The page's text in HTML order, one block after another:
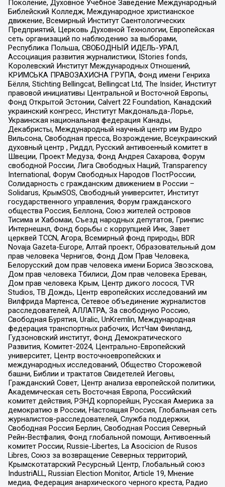
Поколение, Духовное Учебное Заведение Международный
Библейский Колледж, Международное христианское
движение, Всемирный Институт Саентологических
Предприятий, Церковь Духовной Технологии, Европейская
сеть организаций по наблюдению за выборами,
Республика Польша, СВОБОДНЫЙ ИДЕЛЬ-УРАЛ,
Ассоциация развития журналистики, IStories fonds,
Королевский Институт Международных Отношений,
КРИМСЬКА ПРАВОЗАХИСНА ГРУПА, Фонд имени Генриха
Бёлля, Stichting Bellingcat, Bellingcat Ltd, The Insider, Институт
правовой инициативы Центральной и Восточной Европы,
Фонд Открытой Эстонии, Calvert 22 Foundation, Канадский
украинский конгресс, Институт Макдональда-Лорье,
Украинская национальная федерация Канады,
Декабристы, Международный научный центр им Вудро
Вильсона, Свободная пресса, Возрождение, Всеукраинский
духовный центр , Риддл, Русский антивоенный комитет в
Швеции, Проект Медуза, Фонд Андрея Сахарова, Форум
свободной России, Лига Свободных Наций, Transparеncy
International, Форум Свободных Народов ПостРоссии,
Солидарность с гражданским движением в России –
Solidarus, КрымSOS, Свободный университет, Институт
государственного управления, Форум гражданского
общества Россия, Беллона, Союз жителей островов
Тисима и Хабомаи, Съезд народных депутатов, Гринпис
Интернешнл, Фонд борьбы с коррупцией Инк, Завет
церквей TCCN, Агора, Всемирный фонд природы, BDR
Novaja Gazeta-Europe, Алтай проект, Образовательный дом
прав человека Чернигов, Фонд Дом Прав Человека,
Белорусский дом прав человека имени Бориса Звозскова,
Дом прав человека Тбилиси, Дом прав человека Ереван,
Дом прав человека Крым, Центр дикого лосося, TVR
Studios, ТВ Дождь, Центр европейских исследований им
Вилфрида Мартенса, Сетевое объединение журналистов
расследователей, АЛЛАТРА, За свободную Россию,
Свободная Бурятия, Uralic, UnKremlin, Международная
федерация транспортных рабочих, ИстЧам Финланд,
Гудзоновский институт, Фонд Демократического
Развития, Комитет-2024, Центрально-Европейский
университет, Центр восточноевропейских и
международных исследований, Общество Сторожевой
башни, Библии и трактатов Свидетелей Иеговы,
Гражданский Совет, Центр анализа европейской политики,
Академическая сеть Восточная Европа, Российский
комитет действия, РЭНД корпорейшн, Русская Америка за
демократию в России, Настоящая Россия, Глобальная сеть
журналистов-расследователей, Служба поддержки,
Свободная Россия Берлин, Свободная Россия Северный
Рейн-Вестфалия, Фонд глобальной помощи, Антивоенный
комитет России, Russie-Libertes, La Asocicion de Rusos
Libres, Союз за возвращение Северных территорий,
Крымскотатарский Ресурсный Центр, Глобальный союз
IndustriALL, Russian Election Monitor, Article 19, Мнение
медиа, Федерация анархического черного креста, Радио